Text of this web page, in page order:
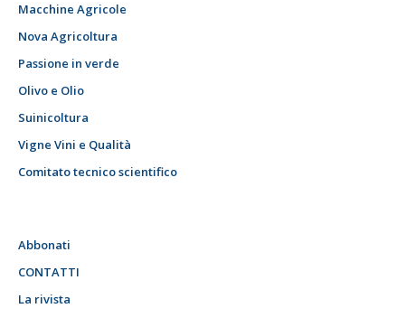
Macchine Agricole
Nova Agricoltura
Passione in verde
Olivo e Olio
Suinicoltura
Vigne Vini e Qualità
Comitato tecnico scientifico
Abbonati
CONTATTI
La rivista